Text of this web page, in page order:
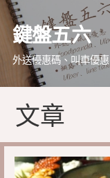
略
鍵盤五六
外送優惠碼、叫車優
文章